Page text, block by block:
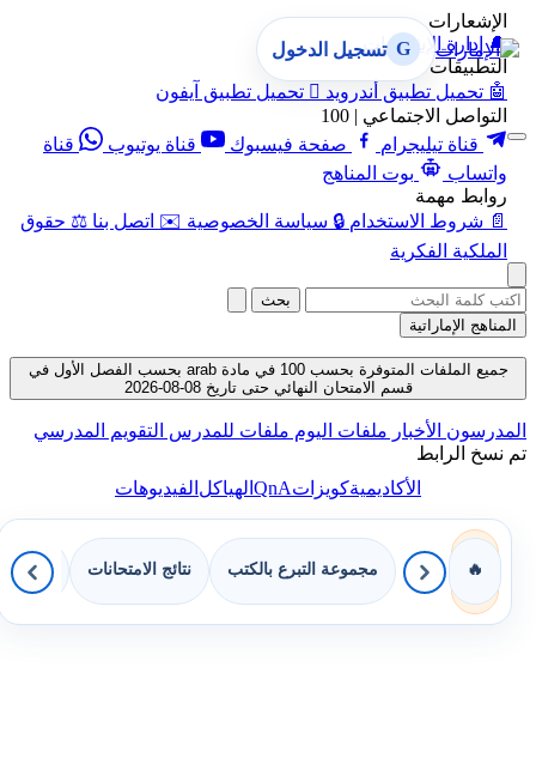
الإشعارات
🔔 إدارة الإشعارات
التطبيقات
🤖 تحميل تطبيق أندرويد  تحميل تطبيق آيفون
التواصل الاجتماعي | 100
قناة تيليجرام
صفحة فيسبوك قناة يوتيوب
قناة
واتساب
بوت المناهج
روابط مهمة
📄 شروط الاستخدام 🔒 سياسة الخصوصية ✉️ اتصل بنا ⚖️ حقوق
الملكية الفكرية
G تسجيل الدخول
بحث
المناهج الإماراتية
جميع الملفات المتوفرة بحسب 100 في مادة arab بحسب الفصل الأول في
قسم الامتحان النهائي حتى تاريخ 08-08-2026
المدرسون الأخبار ملفات اليوم ملفات للمدرس التقويم المدرسي
تم نسخ الرابط
الأكاديميةكويزاتQnAالهياكلالفيديوهات
🔥 مجموعة التبرع بالكتب نتائج الامتحانات